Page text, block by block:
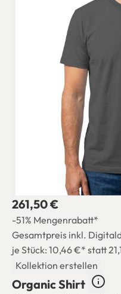
261,50 €
-51% Mengenrabatt*
Gesamtpreis inkl.
je Stück: 10,46 €* statt
Kollektion erstellen
Organic Shirt